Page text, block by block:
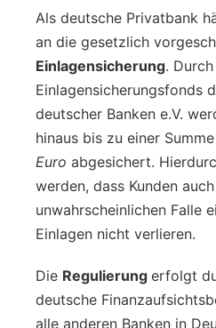
Als deutsche Privatbank
an die gesetzlich
Einlagensicherung.
Einlagensicherungsfonds
deutscher Banken e.V.
hinaus bis zu einer
Euro abgesichert.
werden, dass Kunden
unwahrscheinlichen Falle
Einlagen nicht verlieren.
Die Regulierung erfolgt
deutsche
alle anderen Banken in